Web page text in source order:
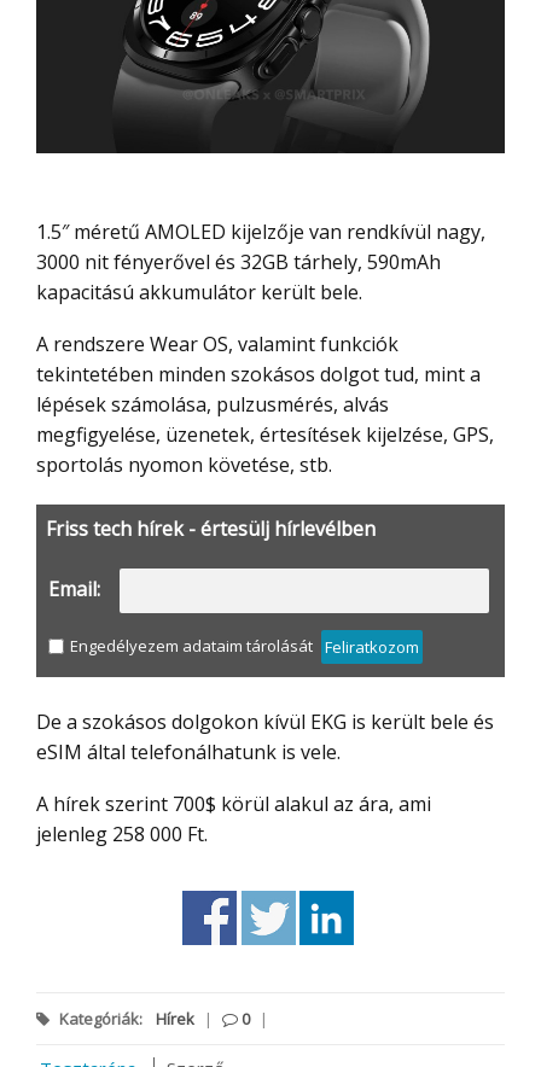
1.5″ méretű AMOLED kijelzője van rendkívül nagy,
3000 nit fényerővel és 32GB tárhely, 590mAh
kapacitású akkumulátor került bele.
A rendszere Wear OS, valamint funkciók
tekintetében minden szokásos dolgot tud, mint a
lépések számolása, pulzusmérés, alvás
megfigyelése, üzenetek, értesítések kijelzése, GPS,
sportolás nyomon követése, stb.
Friss tech hírek - értesülj hírlevélben
Email:
Engedélyezem adataim tárolását Feliratkozom
De a szokásos dolgokon kívül EKG is került bele és
eSIM által telefonálhatunk is vele.
A hírek szerint 700$ körül alakul az ára, ami
jelenleg 258 000 Ft.
Kategóriák: Hírek | 0 |